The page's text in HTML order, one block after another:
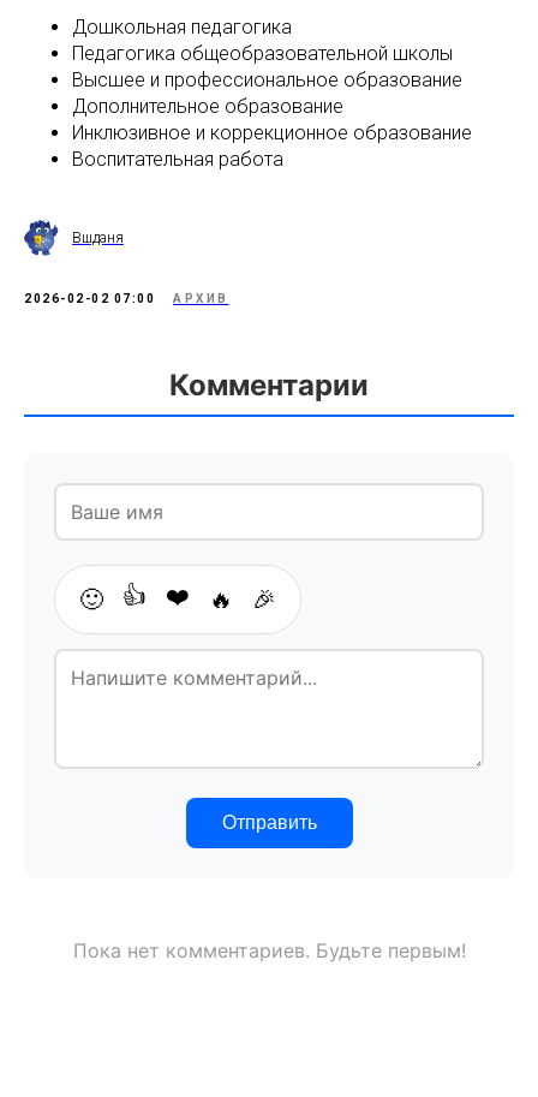
Дошкольная педагогика
Педагогика общеобразовательной школы
Высшее и профессиональное образование
Дополнительное образование
Инклюзивное и коррекционное образование
Воспитательная работа
Вшданя
2026-02-02 07:00 АРХИВ
Комментарии
🙂 👍 ❤️ 🔥 🎉
Отправить
Пока нет комментариев. Будьте первым!